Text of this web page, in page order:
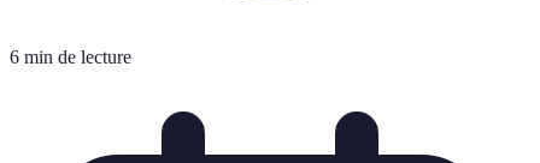
6 min de lecture